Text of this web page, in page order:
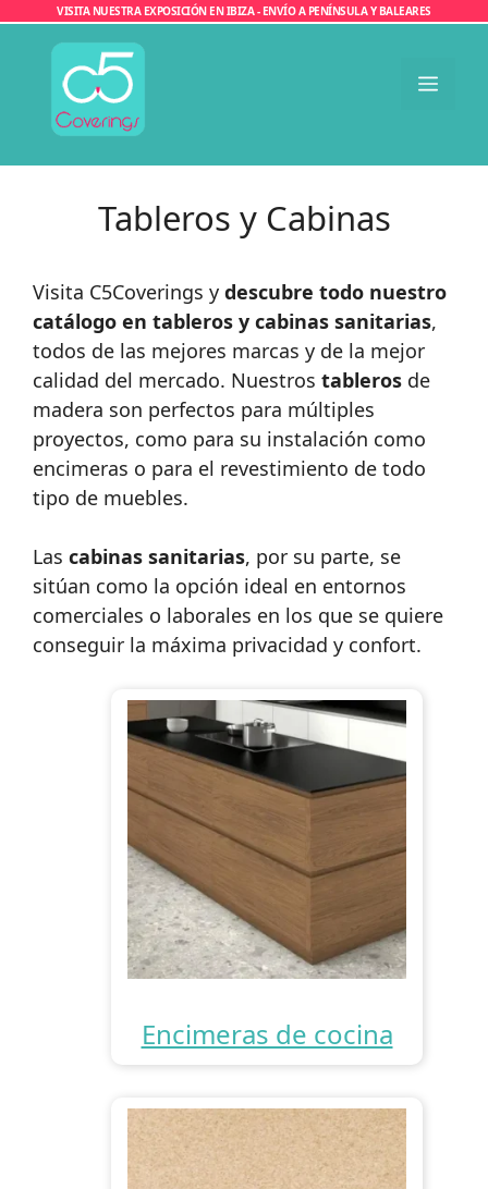
contenido
VISITA NUESTRA EXPOSICIÓN EN IBIZA - ENVÍO A PENÍNSULA Y BALEARES
Menú
Tableros y Cabinas
Visita C5Coverings y descubre todo nuestro
catálogo en tableros y cabinas sanitarias,
todos de las mejores marcas y de la mejor
calidad del mercado. Nuestros tableros de
madera son perfectos para múltiples
proyectos, como para su instalación como
encimeras o para el revestimiento de todo
tipo de muebles.
Las cabinas sanitarias, por su parte, se
sitúan como la opción ideal en entornos
comerciales o laborales en los que se quiere
conseguir la máxima privacidad y confort.
Encimeras de cocina